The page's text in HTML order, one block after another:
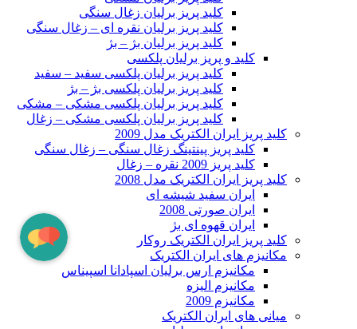
کلید پریز برلیان زغال سنگی
کلید پریز برلیان نقره ای – زغال سنگی
کلید پریز برلیان بژ – بژ
کلید و پریز برلیان پلکسی
کلید پریز برلیان پلکسی سفید – سفید
کلید پریز برلیان پلکسی بژ – بژ
کلید پریز برلیان پلکسی مشکی – مشکی
کلید پریز برلیان پلکسی مشکی – زغال
کلید پریز ایران الکتریک مدل 2009
کلید پریز پینتینگ زغال سنگی – زغال سنگی
کلید پریز 2009 نقره – زغال
کلید پریز ایران الکتریک مدل 2008
ایران سفید شیشه ای
ایران صورتی 2008
ایران قهوه ای بژ
کلید پریز ایران الکتریک روکار
مکانیزم های ایران الکتریک
مکانیزم ارس برلیان اسپادانا اسپیناس
مکانیزم الیزه
مکانیزم 2009
میانی های ایران الکتریک